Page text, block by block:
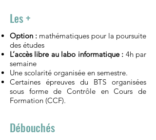
Les +
Option : mathématiques pour la poursuite
des études
L’accès libre au labo informatique : 4h par
semaine
Une scolarité organisée en semestre.
Certaines épreuves du BTS organisées
sous forme de Contrôle en Cours de
Formation (CCF).
Débouchés